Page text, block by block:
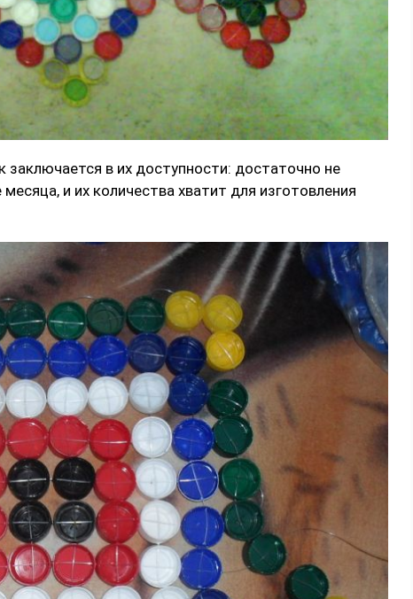
в их доступности: достаточно не
и их количества хватит для изготовления